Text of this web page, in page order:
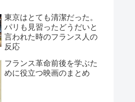
東京はとても清潔だった。
パリも見習ったどうだいと
言われた時のフランス人の
反応
フランス革命前後を学ぶた
めに役立つ映画のまとめ